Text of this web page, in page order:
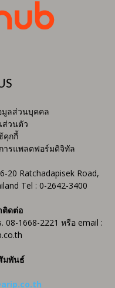
มูลส่วนบุคคล
ส่วนตัว
คุกกี้
ารแพลตฟอร์มดิจิทัล
20 Ratchadapisek Road,
Tel : 0-2642-3400
ดต่อ
1668-2221 หรือ email :
มพันธ์